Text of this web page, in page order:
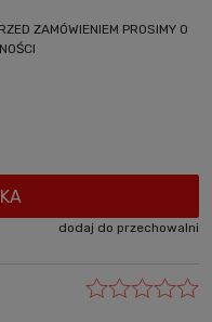
ZAMÓWIENIEM PROSIMY O
dodaj do przechowalni